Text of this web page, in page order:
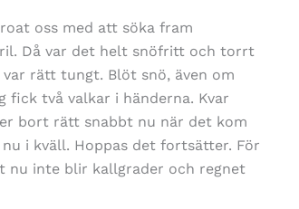
oss med att söka fram
Då var det helt snöfritt och torrt
var rätt tungt. Blöt snö, även om
fick två valkar i händerna. Kvar
bort rätt snabbt nu när det kom
i kväll. Hoppas det fortsätter. För
nu inte blir kallgrader och regnet